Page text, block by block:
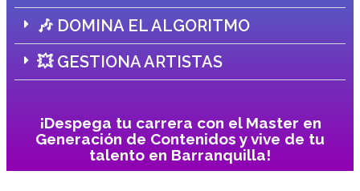
🎶 DOMINA EL ALGORITMO
💥 GESTIONA ARTISTAS
¡Despega tu carrera con el Master en
Generación de Contenidos y vive de tu
talento en Barranquilla!